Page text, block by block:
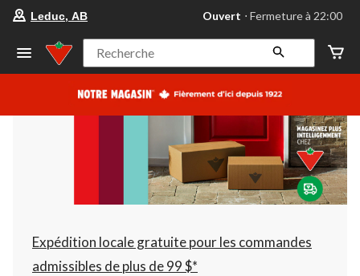
votre
préféré
Leduc,
AB,
courament
Fermeture
à
22:00
cliquer
pour
changer
Leduc, AB Ouvert ⋅ Fermeture à 22:00
Recherche
Expédition locale gratuite pour les commandes
admissibles de plus de 99 $*